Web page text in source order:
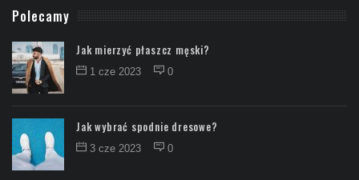
Polecamy
Jak mierzyć płaszcz męski?
1 cze 2023 0
Jak wybrać spodnie dresowe?
3 cze 2023 0